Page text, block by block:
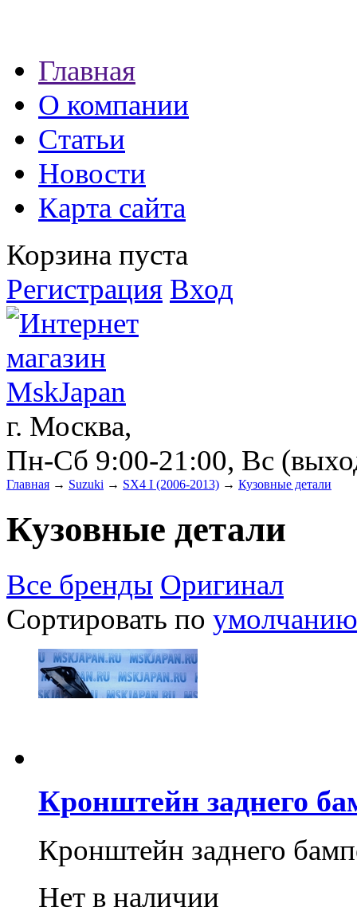
экспресс займы
Главная
О компании
Статьи
Новости
Карта сайта
Корзина пуста
Регистрация Вход
г. Москва,
Пн-Сб 9:00-21:00, Вс
Главная → Suzuki → SX4 I (2006-2013) → Кузовные детали
Кузовные детали
Все бренды Оригинал
Сортировать по умолчанию
Кронштейн заднего
Кронштейн заднего
Нет в наличии